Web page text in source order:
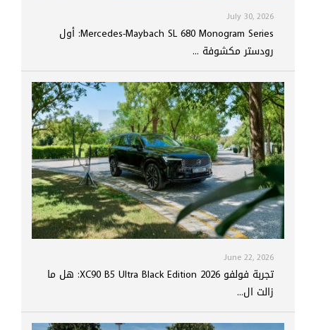
July 30, 2026
Mercedes-Maybach SL 680 Monogram Series: أول
رودستر مكشوفة ...
June 22, 2026
تجربة فولفو XC90 B5 Ultra Black Edition 2026: هل ما
زالت ال...